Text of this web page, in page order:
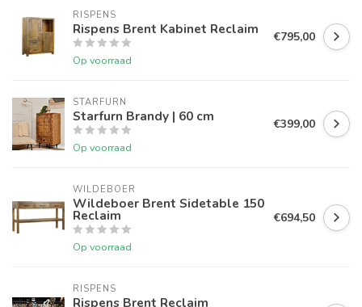
RISPENS
Rispens Brent Kabinet Reclaim
Op voorraad
€795,00
STARFURN
Starfurn Brandy | 60 cm
Op voorraad
€399,00
WILDEBOER
Wildeboer Brent Sidetable 150
Reclaim
Op voorraad
€694,50
RISPENS
Rispens Brent Reclaim